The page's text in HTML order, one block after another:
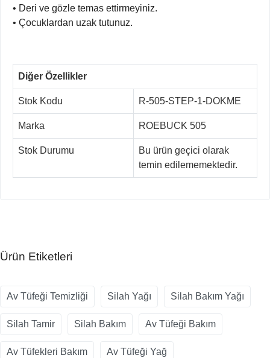
• Deri ve gözle temas ettirmeyiniz.
• Çocuklardan uzak tutunuz.
Diğer Özellikler
Stok Kodu R-505-STEP-1-DOKME
Marka ROEBUCK 505
Stok Durumu
Bu ürün geçici olarak
temin edilememektedir.
Ürün Etiketleri
Av Tüfeği Temizliği Silah Yağı Silah Bakım Yağı
Silah Tamir Silah Bakım Av Tüfeği Bakım
Av Tüfekleri Bakım Av Tüfeği Yağ